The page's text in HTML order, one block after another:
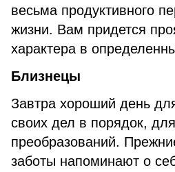
весьма продуктивного
жизни. Вам придется
характера в
Близнецы
Завтра хороший день
своих дел в порядок,
преобразований.
заботы напоминают о